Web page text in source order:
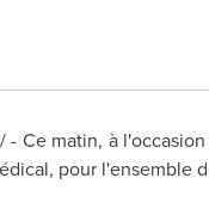
- Ce matin, à
pour l'ensemble